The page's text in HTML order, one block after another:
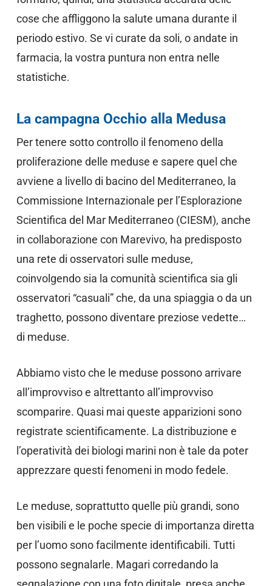
cose che affliggono la salute umana durante il
periodo estivo. Se vi curate da soli, o andate in
farmacia, la vostra puntura non entra nelle
statistiche.
La campagna Occhio alla Medusa
Per tenere sotto controllo il fenomeno della
proliferazione delle meduse e sapere quel che
avviene a livello di bacino del Mediterraneo, la
Commissione Internazionale per l’Esplorazione
Scientifica del Mar Mediterraneo (CIESM), anche
in collaborazione con Marevivo, ha predisposto
una rete di osservatori sulle meduse,
coinvolgendo sia la comunità scientifica sia gli
osservatori “casuali” che, da una spiaggia o da un
traghetto, possono diventare preziose vedette…
di meduse.
Abbiamo visto che le meduse possono arrivare
all’improvviso e altrettanto all’improvviso
scomparire. Quasi mai queste apparizioni sono
registrate scientificamente. La distribuzione e
l’operatività dei biologi marini non è tale da poter
apprezzare questi fenomeni in modo fedele.
Le meduse, soprattutto quelle più grandi, sono
ben visibili e le poche specie di importanza diretta
per l’uomo sono facilmente identificabili. Tutti
possono segnalarle. Magari corredando la